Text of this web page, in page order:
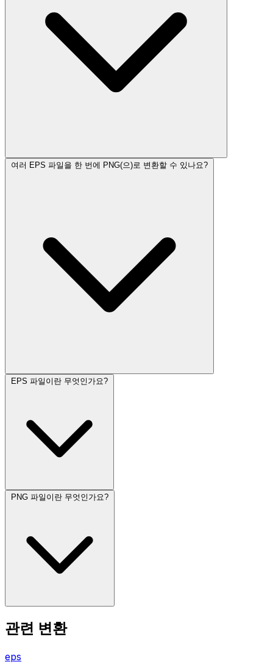
여러 EPS 파일을 한 번에 PNG(으)로 변환할 수 있나요?
EPS 파일이란 무엇인가요?
PNG 파일이란 무엇인가요?
관련 변환
eps